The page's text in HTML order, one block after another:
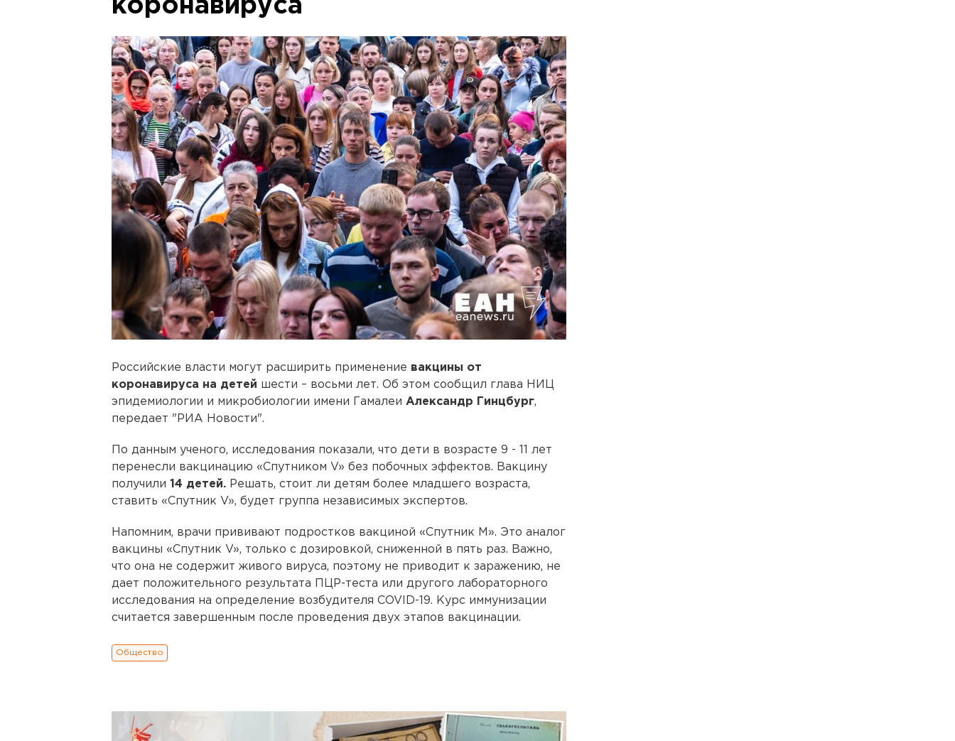
коронавируса
Российские власти могут расширить применение вакцины от
коронавируса на детей шести – восьми лет. Об этом сообщил глава НИЦ
эпидемиологии и микробиологии имени Гамалеи Александр Гинцбург,
передает "РИА Новости".
По данным ученого, исследования показали, что дети в возрасте 9 - 11 лет
перенесли вакцинацию «Спутником V» без побочных эффектов. Вакцину
получили 14 детей. Решать, стоит ли детям более младшего возраста,
ставить «Спутник V», будет группа независимых экспертов.
Напомним, врачи прививают подростков вакциной «Спутник М». Это аналог
вакцины «Спутник V», только с дозировкой, сниженной в пять раз. Важно,
что она не содержит живого вируса, поэтому не приводит к заражению, не
дает положительного результата ПЦР-теста или другого лабораторного
исследования на определение возбудителя COVID-19. Курс иммунизации
считается завершенным после проведения двух этапов вакцинации.
Общество